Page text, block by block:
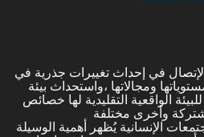
في إحداث تغييرات جذرية في
ومجالاتها ،واستحداث بيئة
الواقعية التقليدية لها خصائص
الإنسانية يُظهر أهمية الوسيلة